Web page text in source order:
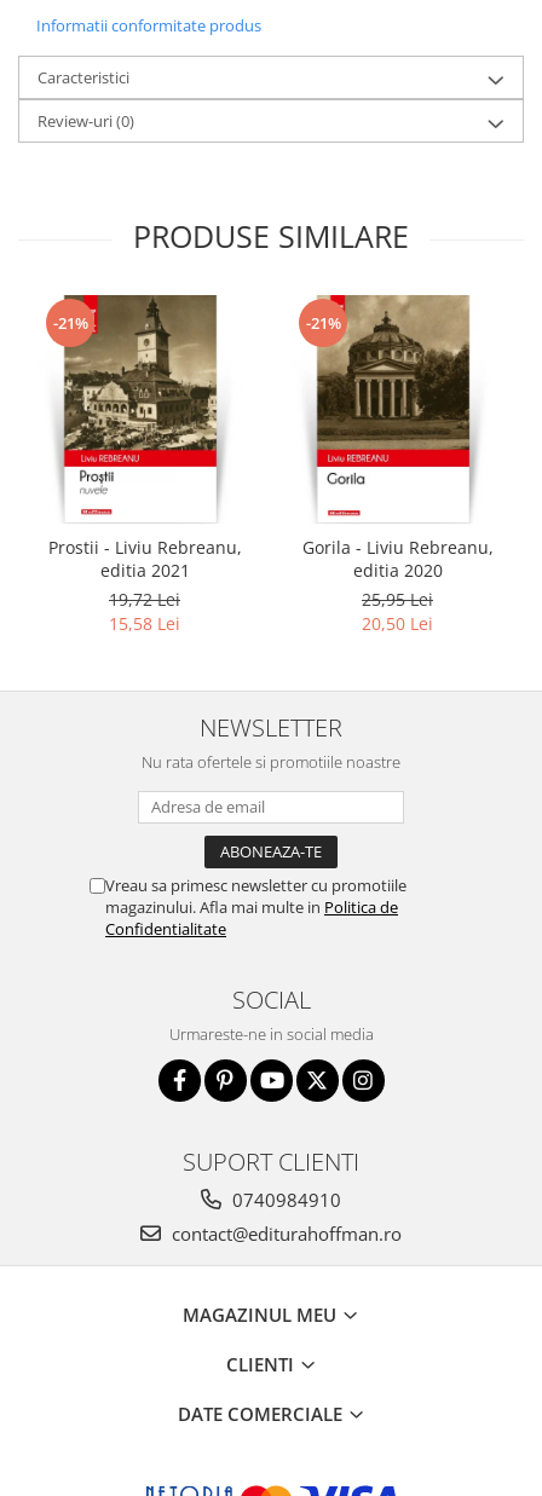
Informatii conformitate produs
Caracteristici
Review-uri(0)
PRODUSE SIMILARE
-21%
Prostii - Liviu Rebreanu,
editia 2021
19,72 Lei
15,58 Lei
-21%
Gorila - Liviu Rebreanu,
editia 2020
25,95 Lei
20,50 Lei
NEWSLETTER
Nu rata ofertele si promotiile noastre
Vreau sa primesc newsletter cu promotiile
magazinului. Afla mai multe in Politica de
Confidentialitate
SOCIAL
Urmareste-ne in social media
SUPORT CLIENTI
0740984910
contact@editurahoffman.ro
MAGAZINUL MEU
CLIENTI
DATE COMERCIALE